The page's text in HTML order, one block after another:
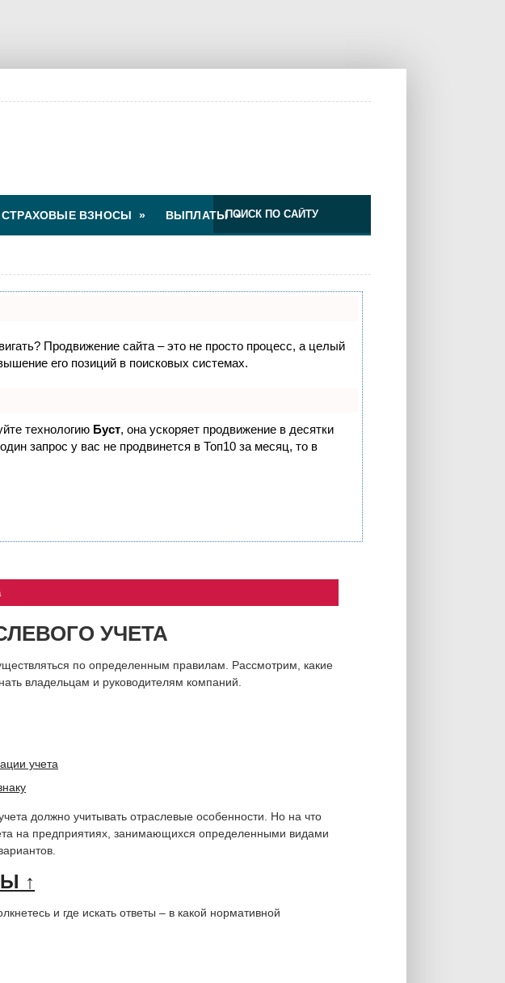
СТРАХОВЫЕ ВЗНОСЫ » ВЫПЛАТЫ»
Продвижение сайта – это не просто процесс, а целый
его позиций в поисковых системах.
технологию Буст, она ускоряет продвижение в десятки
запрос у вас не продвинется в Топ10 за месяц, то в
УЧЕТА
по определенным правилам. Рассмотрим, какие
владельцам и руководителям компаний.
учета
должно учитывать отраслевые особенности. Но на что
на предприятиях, занимающихся определенными видами
↑
и где искать ответы – в какой нормативной